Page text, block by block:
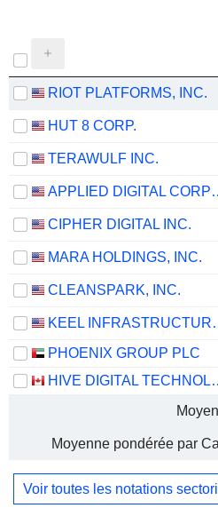
RIOT PLATFORMS, INC.
HUT 8 CORP.
TERAWULF INC.
APPLIED
CIPHER DIGITAL INC.
MARA HOLDINGS, INC.
CLEANSPARK, INC.
KEEL
PHOENIX GROUP PLC
HIVE
Moyenne pondérée par
Voir toutes les notations